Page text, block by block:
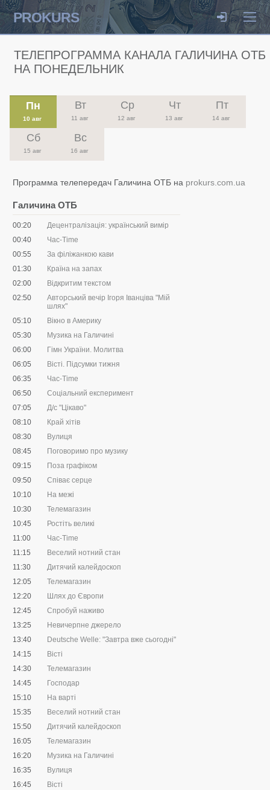
PROKURS
ТЕЛЕПРОГРАММА КАНАЛА ГАЛИЧИНА ОТБ
НА ПОНЕДЕЛЬНИК
Пн
10 авг
Вт
11 авг
Ср
12 авг
Чт
13 авг
Пт
14 авг
Сб
15 авг
Вс
16 авг
Программа телепередач Галичина ОТБ на prokurs.com.ua
Галичина ОТБ
00:20
Децентралізація: український вимір
00:40
Час-Time
00:55
За філіжанкою кави
01:30
Країна на запах
02:00
Відкритим текстом
02:50
Авторський вечір Ігоря Іванціва "Мій
шлях"
05:10
Вікно в Америку
05:30
Музика на Галичині
06:00
Гімн України. Молитва
06:05
Вісті. Підсумки тижня
06:35
Час-Time
06:50
Соціальний експеримент
07:05
Д/с "Цікаво"
08:10
Край хітів
08:30
Вулиця
08:45
Поговоримо про музику
09:15
Поза графіком
09:50
Співає серце
10:10
На межі
10:30
Телемагазин
10:45
Ростіть великі
11:00
Час-Time
11:15
Веселий нотний стан
11:30
Дитячий калейдоскоп
12:05
Телемагазин
12:20
Шлях до Європи
12:45
Спробуй наживо
13:25
Невичерпне джерело
13:40
Deutsche Welle: "Завтра вже сьогодні"
14:15
Вісті
14:30
Телемагазин
14:45
Господар
15:10
На варті
15:35
Веселий нотний стан
15:50
Дитячий калейдоскоп
16:05
Телемагазин
16:20
Музика на Галичині
16:35
Вулиця
16:45
Вісті